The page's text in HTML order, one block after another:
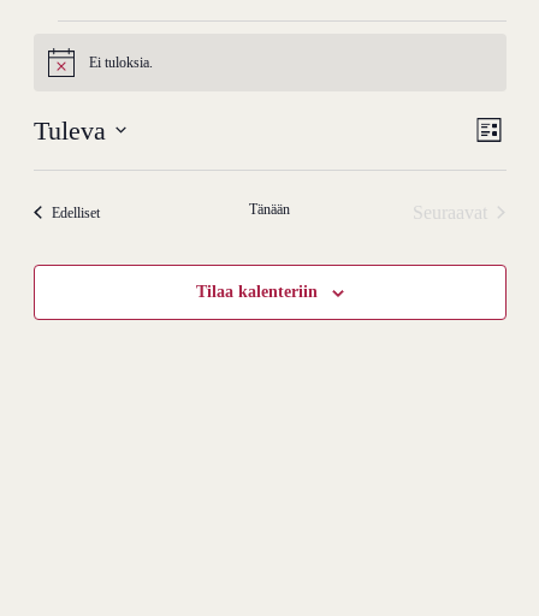
Notice Ei tuloksia.
Lista
Tuleva
EdellisetTapahtumat Tänään
Seuraavat
Tilaa kalenteriin